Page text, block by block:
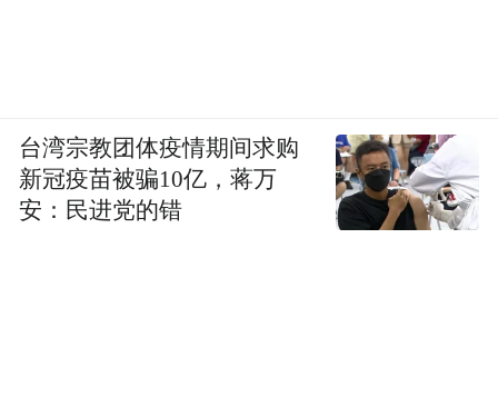
台湾宗教团体疫情期间求购
新冠疫苗被骗10亿，蒋万
安：民进党的错